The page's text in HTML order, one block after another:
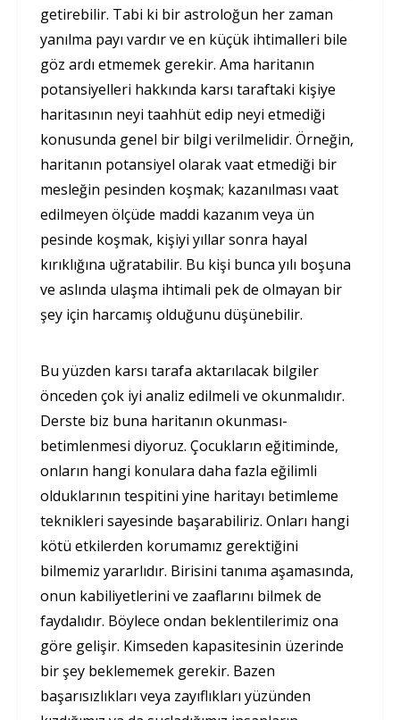
getirebilir. Tabi ki bir astroloğun her zaman
yanılma payı vardır ve en küçük ihtimalleri bile
göz ardı etmemek gerekir. Ama haritanın
potansiyelleri hakkında karsı taraftaki kişiye
haritasının neyi taahhüt edip neyi etmediği
konusunda genel bir bilgi verilmelidir. Örneğin,
haritanın potansiyel olarak vaat etmediği bir
mesleğin pesinden koşmak; kazanılması vaat
edilmeyen ölçüde maddi kazanım veya ün
pesinde koşmak, kişiyi yıllar sonra hayal
kırıklığına uğratabilir. Bu kişi bunca yılı boşuna
ve aslında ulaşma ihtimali pek de olmayan bir
şey için harcamış olduğunu düşünebilir.
Bu yüzden karsı tarafa aktarılacak bilgiler
önceden çok iyi analiz edilmeli ve okunmalıdır.
Derste biz buna haritanın okunması-
betimlenmesi diyoruz. Çocukların eğitiminde,
onların hangi konulara daha fazla eğilimli
olduklarının tespitini yine haritayı betimleme
teknikleri sayesinde başarabiliriz. Onları hangi
kötü etkilerden korumamız gerektiğini
bilmemiz yararlıdır. Birisini tanıma aşamasında,
onun kabiliyetlerini ve zaaflarını bilmek de
faydalıdır. Böylece ondan beklentilerimiz ona
göre gelişir. Kimseden kapasitesinin üzerinde
bir şey beklememek gerekir. Bazen
başarısızlıkları veya zayıflıkları yüzünden